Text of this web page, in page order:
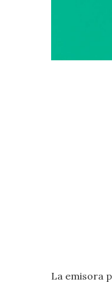
La emisora